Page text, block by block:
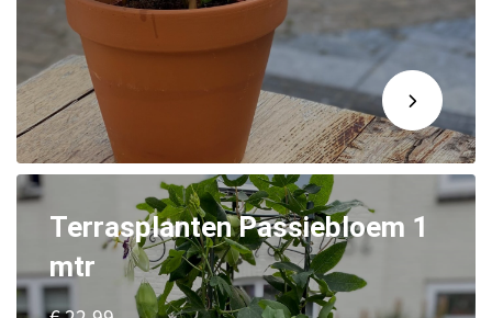
Terrasplanten Passiebloem 1
mtr